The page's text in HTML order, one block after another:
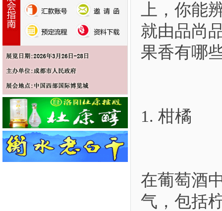
上，你能
就由品尚
果香有哪
1. 柑橘
在葡萄酒
气，包括